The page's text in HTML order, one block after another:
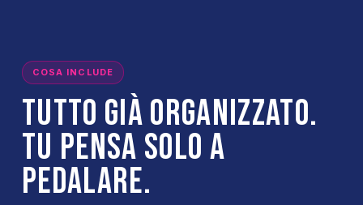
COSA INCLUDE
Tutto già organizzato.
Tu pensa solo a
pedalare.